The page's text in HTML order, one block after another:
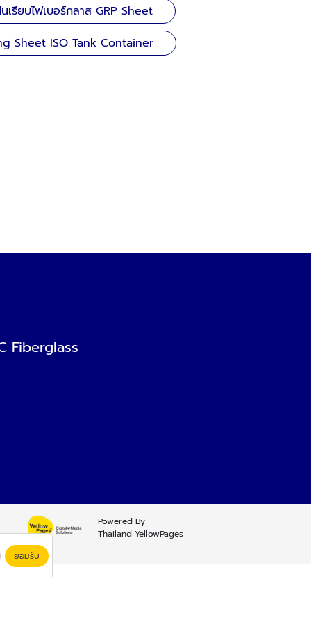
เรียบไฟเบอร์กลาส GRP Sheet
Sheet ISO Tank Container
Fiberglass
Powered By
Thailand YellowPages
ยอมรับ